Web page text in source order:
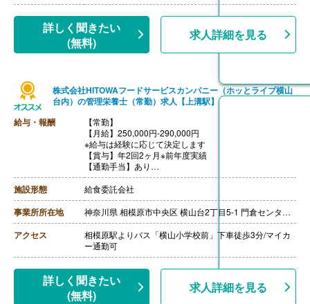
詳しく聞きたい
(無料)
求人詳細を見る
株式会社HITOWAフードサービスカンパニー（ホッとライブ横山
台内）の管理栄養士（常勤）求人【上溝駅】
給与・報酬
【常勤】
【月給】250,000円-290,000円
※給与は経験に応じて決定します
【賞与】年2回2ヶ月※前年度実績
【通勤手当】あり
※公共交通機関:上限30,000円/月
※マイカー通勤:片道2km以上（ガソリン代は規定内支
給）
【昇給】あり（年1回）
【退職金】あり（会社規定による）
施設形態 給食委託会社
事業所所在地 神奈川県 相模原市中央区 横山台2丁目5-1 門倉センタービル4階
アクセス
相模原駅よりバス「横山小学校前」下車徒歩3分/マイカ
ー通勤可
詳しく聞きたい
(無料)
求人詳細を見る